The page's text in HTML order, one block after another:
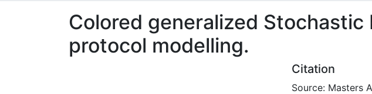
Colored generalized
protocol modelling.
Citation
Source: Masters